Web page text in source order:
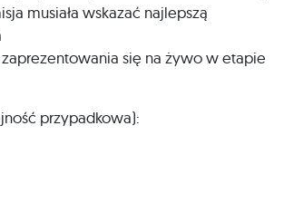
musiała wskazać najlepszą
się na żywo w etapie
przypadkowa):